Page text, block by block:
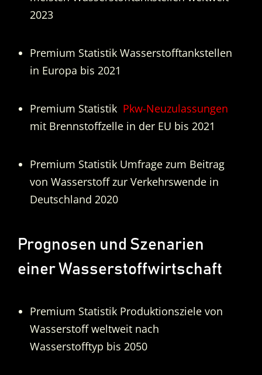
2023
Premium Statistik Wasserstofftankstellen
in Europa bis 2021
Premium Statistik Pkw-Neuzulassungen
mit Brennstoffzelle in der EU bis 2021
Premium Statistik Umfrage zum Beitrag
von Wasserstoff zur Verkehrswende in
Deutschland 2020
Prognosen und Szenarien
einer Wasserstoffwirtschaft
Premium Statistik Produktionsziele von
Wasserstoff weltweit nach
Wasserstofftyp bis 2050